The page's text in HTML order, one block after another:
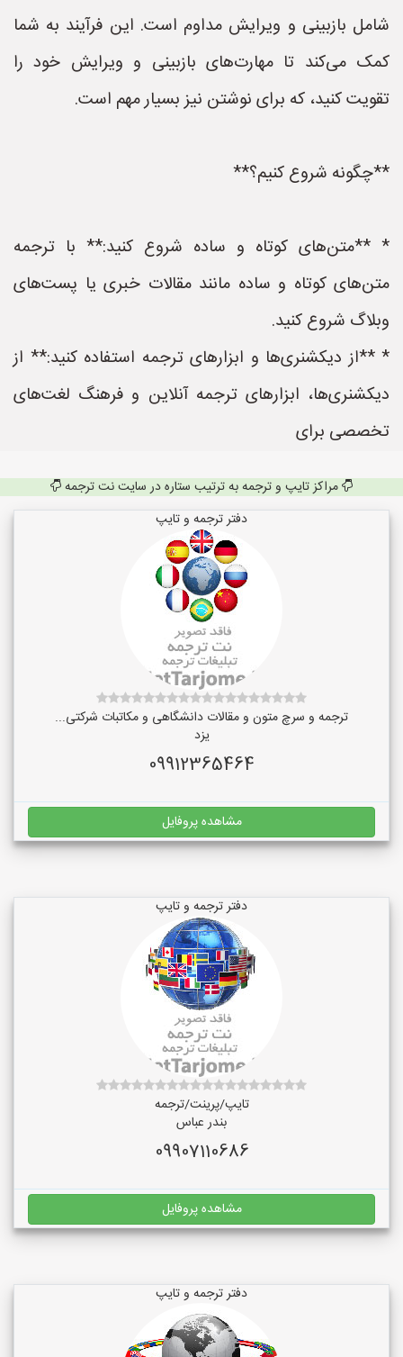
شامل بازبینی و ویرایش مداوم است. این فرآیند به شما
کمک می‌کند تا مهارت‌های بازبینی و ویرایش خود را
تقویت کنید، که برای نوشتن نیز بسیار مهم است.
**چگونه شروع کنیم؟**
* **متن‌های کوتاه و ساده شروع کنید:** با ترجمه
متن‌های کوتاه و ساده مانند مقالات خبری یا پست‌های
وبلاگ شروع کنید.
* **از دیکشنری‌ها و ابزارهای ترجمه استفاده کنید:** از
دیکشنری‌ها، ابزارهای ترجمه آنلاین و فرهنگ لغت‌های
تخصصی برای
مراکز تایپ و ترجمه به ترتیب ستاره در سایت نت ترجمه
دفتر ترجمه و تایپ
ترجمه و سرچ متون و مقالات دانشگاهی و مکاتبات شرکتی...
یزد
09912365464
مشاهده پروفایل
دفتر ترجمه و تایپ
تایپ/پرینت/ترجمه
بندر عباس
09907110686
مشاهده پروفایل
دفتر ترجمه و تایپ